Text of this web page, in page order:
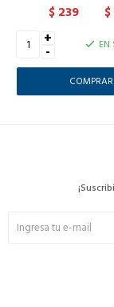
$ 239 $
+
- EN